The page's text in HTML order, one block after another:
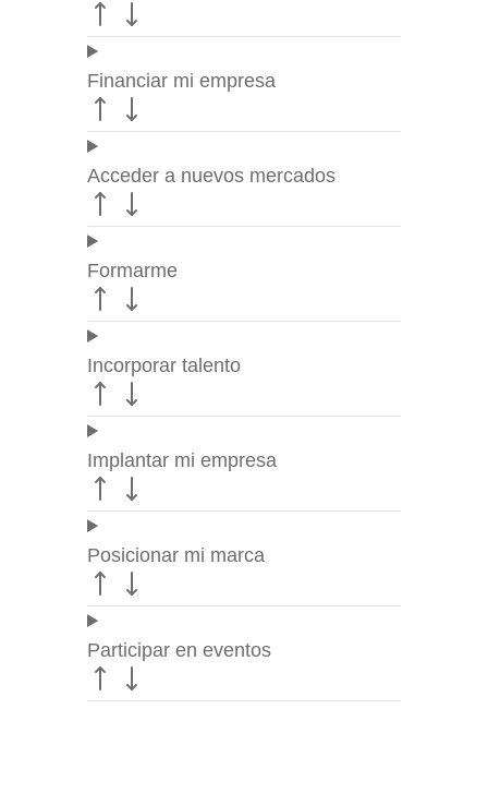
Financiar mi empresa
Acceder a nuevos mercados
Formarme
Incorporar talento
Implantar mi empresa
Posicionar mi marca
Participar en eventos